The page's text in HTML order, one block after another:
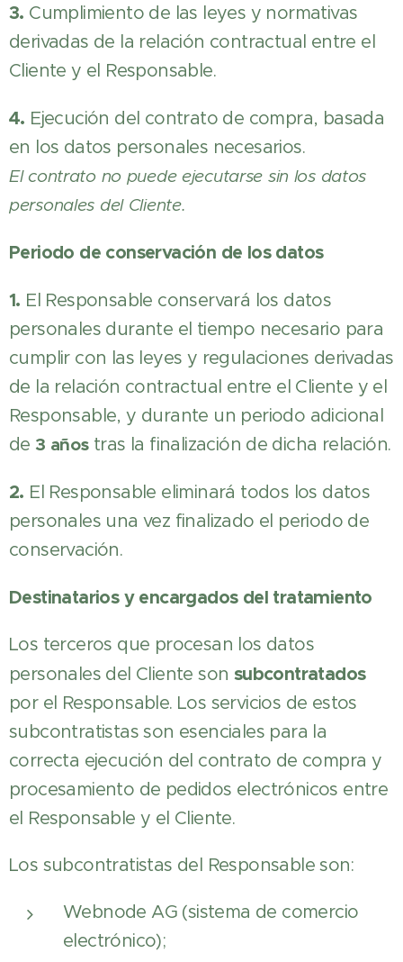
3. Cumplimiento de las leyes y normativas
derivadas de la relación contractual entre el
Cliente y el Responsable.
4. Ejecución del contrato de compra, basada
en los datos personales necesarios.
El contrato no puede ejecutarse sin los datos
personales del Cliente.
Periodo de conservación de los datos
1. El Responsable conservará los datos
personales durante el tiempo necesario para
cumplir con las leyes y regulaciones derivadas
de la relación contractual entre el Cliente y el
Responsable, y durante un periodo adicional
de 3 añostras la finalización de dicha relación.
2. El Responsable eliminará todos los datos
personales una vez finalizado el periodo de
conservación.
Destinatarios y encargados del tratamiento
Los terceros que procesan los datos
personales del Cliente son subcontratados
por el Responsable. Los servicios de estos
subcontratistas son esenciales para la
correcta ejecución del contrato de compra y
procesamiento de pedidos electrónicos entre
el Responsable y el Cliente.
Los subcontratistas del Responsable son:
Webnode AG (sistema de comercio
electrónico);